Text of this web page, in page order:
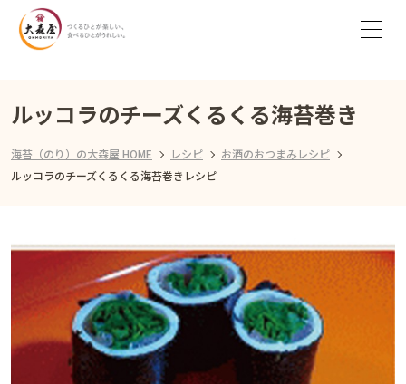
ルッコラのチーズくるくる海苔巻き
海苔（のり）の大森屋 HOME レシピ
お酒のおつまみレシピ
ルッコラのチーズくるくる海苔巻きレシピ